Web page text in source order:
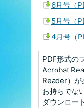
6月号（
5月号（
4月号（
PDF形式の
Acrobat
Reader）が
お持ちでな
ダウンロー